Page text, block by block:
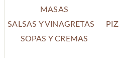
MASAS
SALSAS Y VINAGRETAS
SOPAS Y CREMAS